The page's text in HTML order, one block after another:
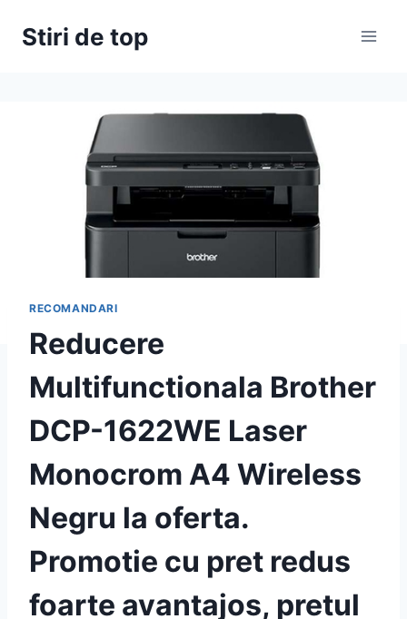
Stiri de top
RECOMANDARI
Reducere
Multifunctionala Brother
DCP-1622WE Laser
Monocrom A4 Wireless
Negru la oferta.
Promotie cu pret redus
foarte avantajos, pretul